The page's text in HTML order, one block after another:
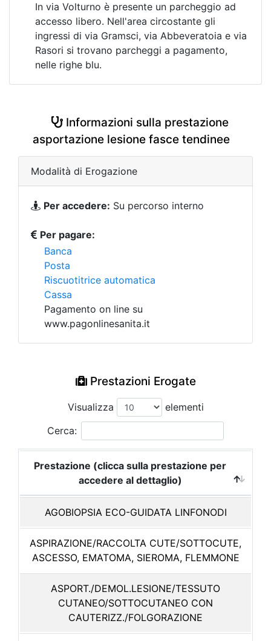
In via Volturno è presente un parcheggio ad
accesso libero. Nell'area circostante gli
ingressi di via Gramsci, via Abbeveratoia e via
Rasori si trovano parcheggi a pagamento,
nelle righe blu.
Informazioni sulla prestazione
asportazione lesione fasce tendinee
Modalità di Erogazione
Per accedere: Su percorso interno
Per pagare:
Banca
Posta
Riscuotitrice automatica
Cassa
Pagamento on line su
www.pagonlinesanita.it
Prestazioni Erogate
Visualizza
elementi
Cerca:
Prestazione (clicca sulla prestazione per
accedere al dettaglio)
AGOBIOPSIA ECO-GUIDATA LINFONODI
ASPIRAZIONE/RACCOLTA CUTE/SOTTOCUTE,
ASCESSO, EMATOMA, SIEROMA, FLEMMONE
ASPORT./DEMOL.LESIONE/TESSUTO
CUTANEO/SOTTOCUTANEO CON
CAUTERIZZ./FOLGORAZIONE